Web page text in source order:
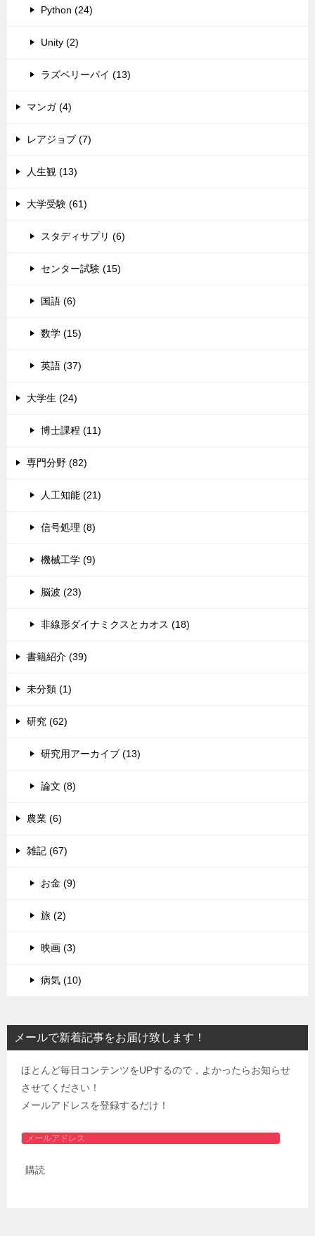
Python (24)
Unity (2)
ラズベリーパイ (13)
マンガ (4)
レアジョブ (7)
人生観 (13)
大学受験 (61)
スタディサプリ (6)
センター試験 (15)
国語 (6)
数学 (15)
英語 (37)
大学生 (24)
博士課程 (11)
専門分野 (82)
人工知能 (21)
信号処理 (8)
機械工学 (9)
脳波 (23)
非線形ダイナミクスとカオス (18)
書籍紹介 (39)
未分類 (1)
研究 (62)
研究用アーカイブ (13)
論文 (8)
農業 (6)
雑記 (67)
お金 (9)
旅 (2)
映画 (3)
病気 (10)
メールで新着記事をお届け致します！
ほとんど毎日コンテンツをUPするので，よかったらお知らせ
させてください！
メールアドレスを登録するだけ！
メ
ル
購読